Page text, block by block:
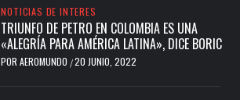
NOTICIAS DE INTERES
TRIUNFO DE PETRO EN COLOMBIA ES UNA
«ALEGRÍA PARA AMÉRICA LATINA», DICE BORIC
POR AEROMUNDO /20 JUNIO, 2022